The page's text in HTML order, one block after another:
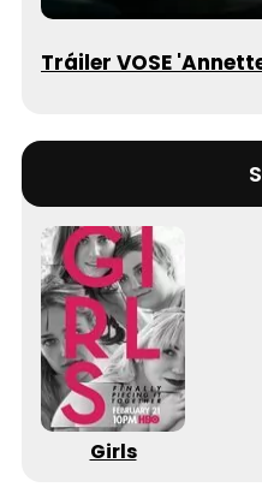
Tráiler VOSE
Girls